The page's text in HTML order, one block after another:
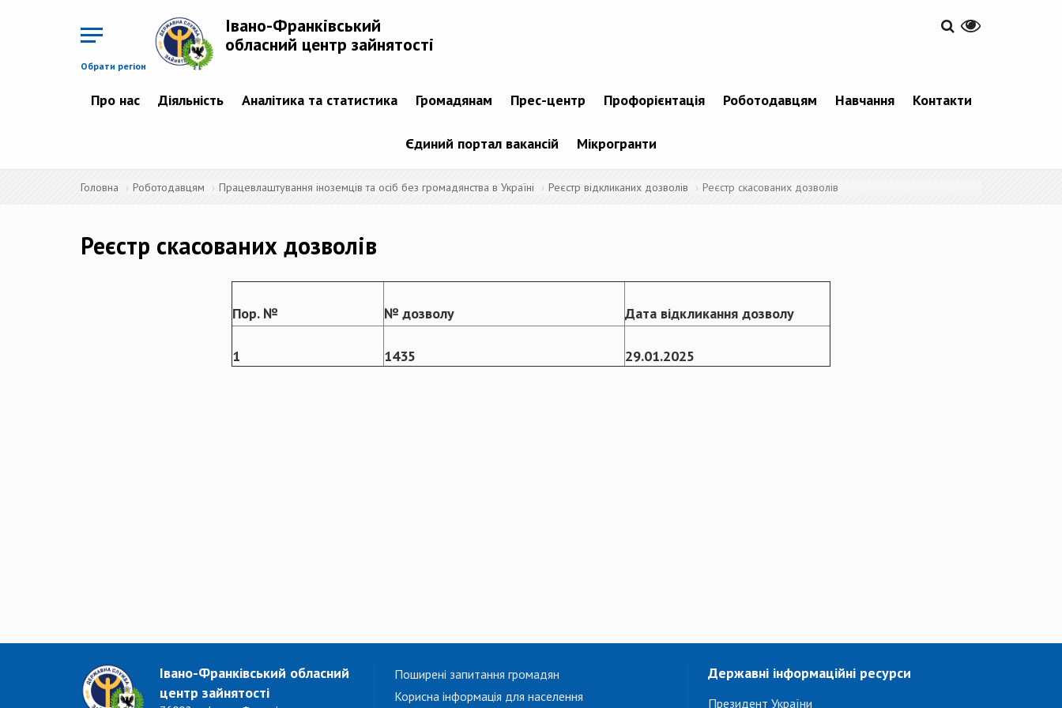
Обрати регіон
Івано-Франківський
обласний центр зайнятості
Про нас Діяльність Аналітика та статистика Громадянам Прес-центр Профорієнтація Роботодавцям Навчання Контакти
Єдиний портал вакансій Мікрогранти
Головна Роботодавцям Працевлаштування іноземців та осіб без громадянства в Україні Реєстр відкликаних дозволів Реєстр скасованих дозволів
Реєстр скасованих дозволів
Пор. № № дозволу Дата відкликання дозволу
1 1435 29.01.2025
Івано-Франківський обласний
центр зайнятості
Поширені запитання громадян
Корисна інформація для населення
Державні інформаційні ресурси
Президент України